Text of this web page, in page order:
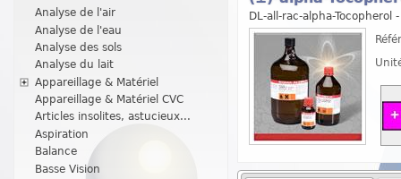
Analyse de l'air
Analyse de l'eau
Analyse des sols
Analyse du lait
Appareillage & Matériel
Appareillage & Matériel CVC
Articles insolites, astucieux...
Aspiration
Balance
Basse Vision
DL-all-rac-alpha-Tocopherol